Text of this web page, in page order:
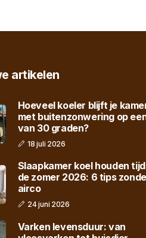
artikelen
Hoeveel koeler blijft je
met buitenzonwering op
van 30 graden?
18 juli 2026
Slaapkamer koel houden
de zomer 2026: 6 tips
airco
24 juni 2026
Varken levensduur: van